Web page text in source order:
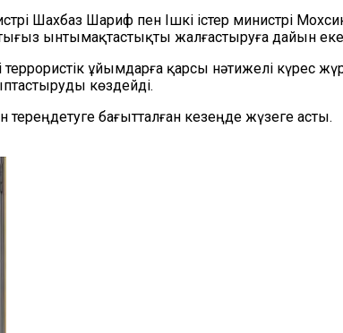
Шахбаз Шариф пен Ішкі істер министрі
ынтымақтастықты жалғастыруға дайын
ұйымдарға қарсы нәтижелі күрес
көздейді.
тереңдетуге бағытталған кезеңде жүзеге асты.